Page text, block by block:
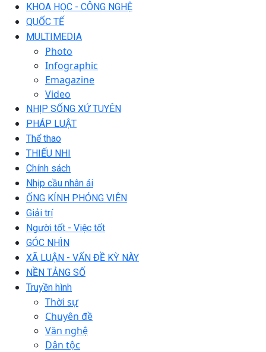
KHOA HỌC - CÔNG NGHỆ
QUỐC TẾ
MULTIMEDIA
Photo
Infographic
Emagazine
Video
NHỊP SỐNG XỨ TUYÊN
PHÁP LUẬT
Thể thao
THIẾU NHI
Chính sách
Nhịp cầu nhân ái
ỐNG KÍNH PHÓNG VIÊN
Giải trí
Người tốt - Việc tốt
GÓC NHÌN
XÃ LUẬN - VẤN ĐỀ KỲ NÀY
NỀN TẢNG SỐ
Truyền hình
Thời sự
Chuyên đề
Văn nghệ
Dân tộc